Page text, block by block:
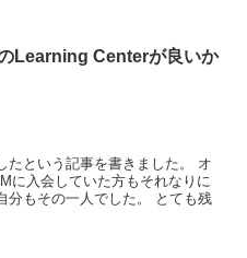
Learning Centerが良いか
たという記事を書きました。 オ
に入会していた方もそれなりに
分もその一人でした。 とても残